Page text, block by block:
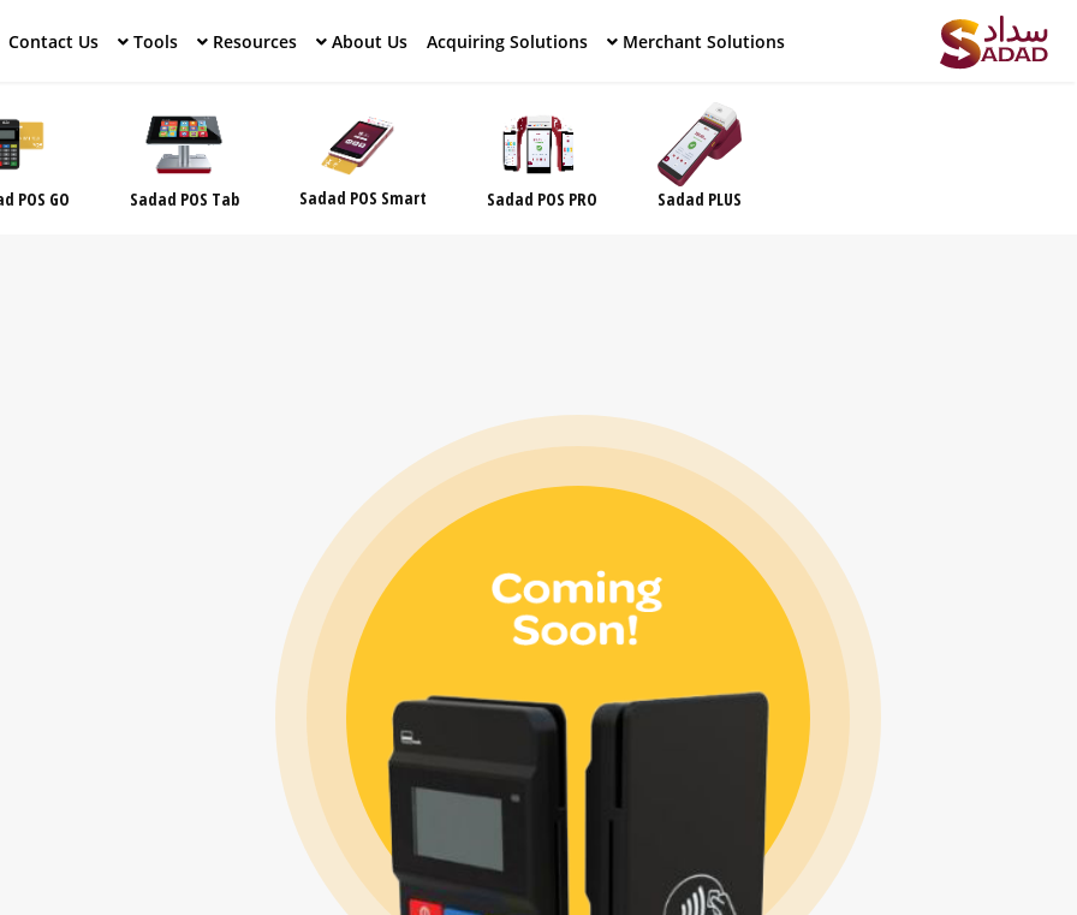
Merchant Solutions
Acquiring Solutions
About Us
Resources
Tools
Contact Us
Sadad PLUS
Sadad POS PRO
Sadad POS Smart
Sadad POS Tab
POS GO